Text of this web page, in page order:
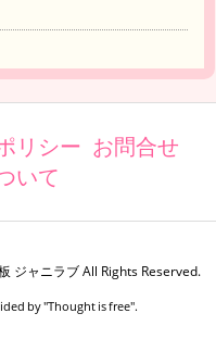
リシー お問合せ
いて
ジャニラブAll Rights Reserved.
by "Thought is free".